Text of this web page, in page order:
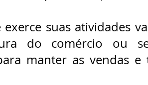
suas atividades
do comércio ou
manter as vendas